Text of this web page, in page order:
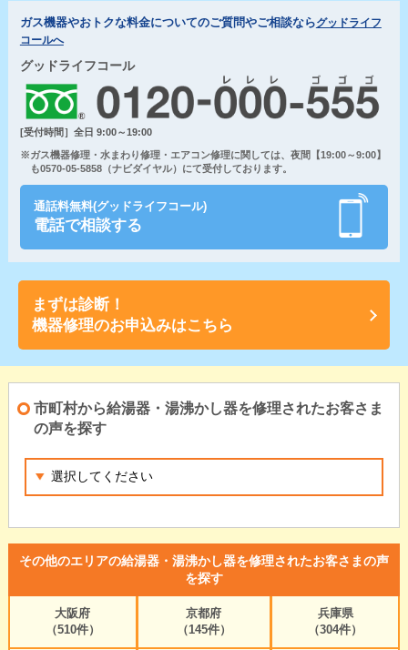
ガス機器やおトクな料金についてのご質問やご相談ならグッドライフ
コールへ
グッドライフコール
[受付時間］全日 9:00～19:00
※ガス機器修理・水まわり修理・エアコン修理に関しては、夜間【19:00～9:00】
も0570-05-5858（ナビダイヤル）にて受付しております。
通話料無料(グッドライフコール)
電話で相談する
まずは診断！
機器修理のお申込みはこちら
市町村から給湯器・湯沸かし器を修理されたお客さま
の声を探す
その他のエリアの給湯器・湯沸かし器を修理されたお客さまの声
を探す
大阪府
（510件）
京都府
（145件）
兵庫県
（304件）